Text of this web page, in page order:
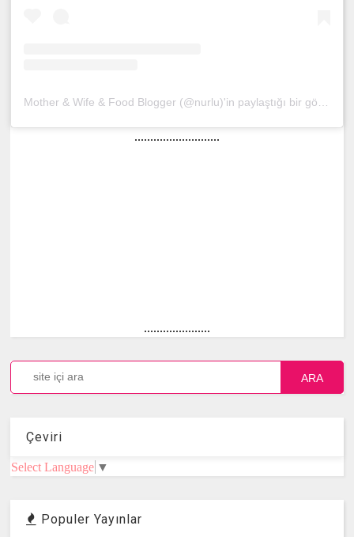
Mother & Wife & Food Blogger (@nurlu)'in paylaştığı bir gönderi
...........................
.....................
ARA
Çeviri
Select Language ▼
Populer Yayınlar